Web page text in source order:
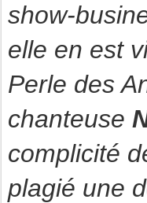
show-
elle en est
Perle des
chanteuse
complicité
plagié une